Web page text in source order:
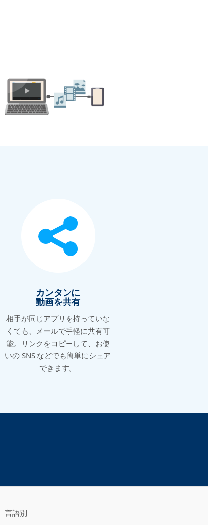
カンタンに
動画を共有
相手が同じアプリを持っていな
くても、メールで手軽に共有可
能。リンクをコピーして、お使
いの SNS などでも簡単にシェア
できます。
言語別